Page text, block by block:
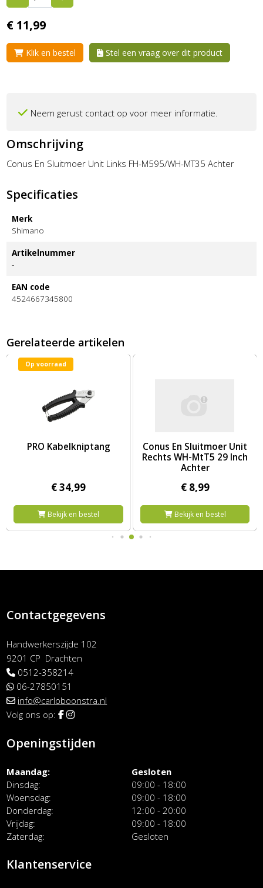
€ 11,99
Klik en bestel Stel een vraag over dit product
Neem gerust contact op voor meer informatie.
Omschrijving
Conus En Sluitmoer Unit Links FH-M595/WH-MT35 Achter
Specificaties
Merk
Shimano
Artikelnummer
-
EAN code
4524667345800
Gerelateerde artikelen
Op voorraad
PRO Kabelkniptang
€34,99
Bekijk en bestel
Conus En Sluitmoer Unit
Rechts WH-MtT5 29 Inch
Achter
€ 8,99
Bekijk en bestel
Contactgegevens
Handwerkerszijde 102
9201 CP Drachten
0512-358214
06-27850151
info@carloboonstra.nl
Volg ons op:
Openingstijden
Maandag
Gesloten
Dinsdag
09:00 - 18:00
Woensdag
09:00 - 18:00
Donderdag
12:00 - 20:00
Vrijdag
09:00 - 18:00
Zaterdag
Gesloten
Klantenservice